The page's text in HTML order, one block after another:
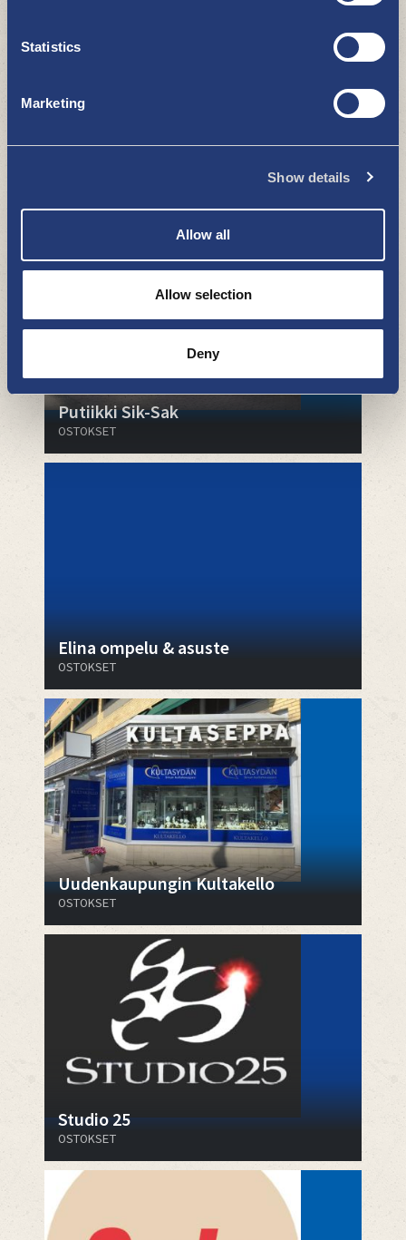
Statistics
Marketing
Show details
Allow all
Allow selection
Deny
Mty Heinonen ja Pihapuoti Heinonen
Putiikki Sik-Sak
OSTOKSET
Elina ompelu & asuste
OSTOKSET
Uudenkaupungin Kultakello
OSTOKSET
Studio 25
OSTOKSET